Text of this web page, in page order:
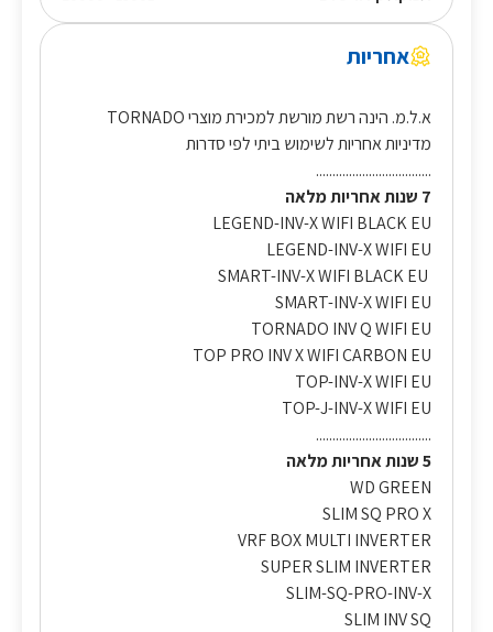
אחריות
א.ל.מ. הינה רשת מורשת למכירת מוצרי TORNADO
מדיניות אחריות לשימוש ביתי לפי סדרות
...................................
7 שנות אחריות מלאה
LEGEND-INV-X WIFI BLACK EU
LEGEND-INV-X WIFI EU
SMART-INV-X WIFI EU
TORNADO INV Q WIFI EU
TOP PRO INV X WIFI CARBON EU
TOP-INV-X WIFI EU
TOP-J-INV-X WIFI EU
...................................
5 שנות אחריות מלאה
WD GREEN
SLIM SQ PRO X
VRF BOX MULTI INVERTER
SUPER SLIM INVERTER
SLIM-SQ-PRO-INV-X
SLIM INV SQ